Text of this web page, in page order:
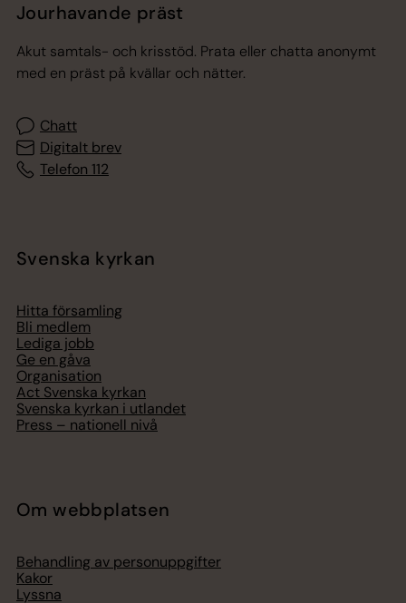
Jourhavande präst
Akut samtals- och krisstöd. Prata eller chatta anonymt
med en präst på kvällar och nätter.
Chatt
Digitalt brev
Telefon 112
Svenska kyrkan
Hitta församling
Bli medlem
Lediga jobb
Ge en gåva
Organisation
Act Svenska kyrkan
Svenska kyrkan i utlandet
Press – nationell nivå
Om webbplatsen
Behandling av personuppgifter
Kakor
Lyssna